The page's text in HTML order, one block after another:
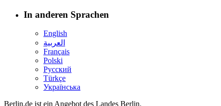
In anderen Sprachen
English
العربية
Français
Polski
Русский
Türkçe
Українська
Berlin.de ist ein Angebot des Landes Berlin.